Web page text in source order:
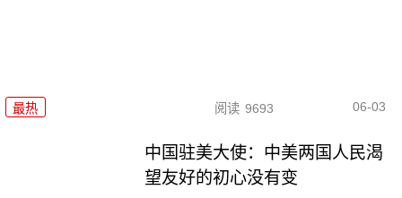
最热 阅读 9693 06-03
中国驻美大使：中美两国人民渴
望友好的初心没有变